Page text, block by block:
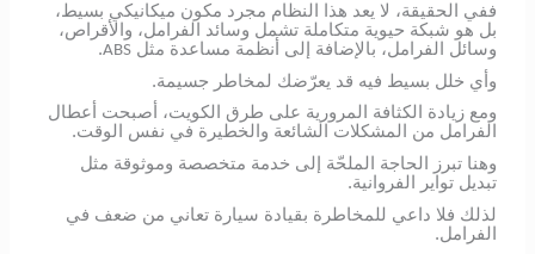
ففي الحقيقة، لا يعد هذا النظام مجرد مكون ميكانيكي بسيط،
بل هو شبكة حيوية متكاملة تشمل وسائد الفرامل، والأقراص،
وسائل الفرامل، بالإضافة إلى أنظمة مساعدة مثلABS
.
وأي خلل بسيط فيه قد يعرّضك لمخاطر جسيمة.
ومع زيادة الكثافة المرورية على طرق الكويت، أصبحت أعطال
الفرامل من المشكلات الشائعة والخطيرة في نفس الوقت.
وهنا تبرز الحاجة الملحّة إلى خدمة متخصصة وموثوقة مثل
تبديل تواير الفروانية.
لذلك فلا داعي للمخاطرة بقيادة سيارة تعاني من ضعف في
الفرامل.